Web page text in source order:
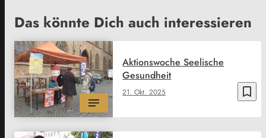
Das könnte Dich auch interessieren
bookmark_border
21. Okt. 2025
Aktionswoche Seelische
Gesundheit